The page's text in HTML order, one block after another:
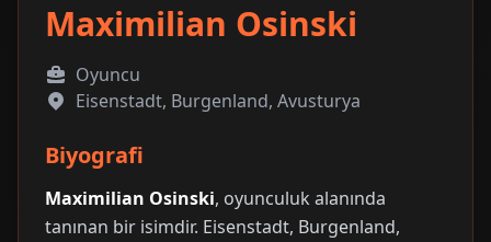
Maximilian Osinski
Oyuncu
Eisenstadt, Burgenland, Avusturya
Biyografi
Maximilian Osinski, oyunculuk alanında
tanınan bir isimdir. Eisenstadt, Burgenland,